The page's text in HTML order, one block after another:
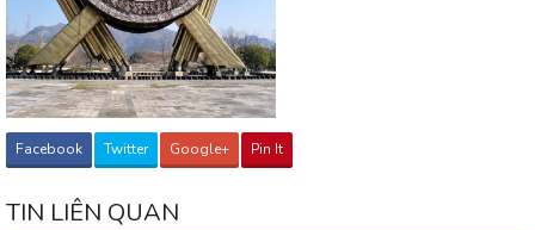
Facebook Twitter Google+ Pin It
TIN LIÊN QUAN